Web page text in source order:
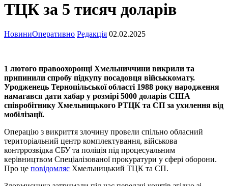
ТЦК за 5 тисяч доларів
НовиниОперативно Редакція 02.02.2025
1 лютого правоохоронці Хмельниччини викрили та
припинили спробу підкупу посадовця військкомату.
Уродженець Тернопільської області 1988 року народження
намагався дати хабар у розмірі 5000 доларів США
співробітнику Хмельницького РТЦК та СП за ухилення від
мобілізації.
Операцію з викриття злочину провели спільно обласний
територіальний центр комплектування, військова
контррозвідка СБУ та поліція під процесуальним
керівництвом Спеціалізованої прокуратури у сфері оборони.
Про це повідомляє Хмельницький ТЦК та СП.